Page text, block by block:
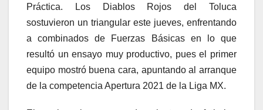
Práctica. Los Diablos Rojos del Toluca
sostuvieron un triangular este jueves, enfrentando
a combinados de Fuerzas Básicas en lo que
resultó un ensayo muy productivo, pues el primer
equipo mostró buena cara, apuntando al arranque
de la competencia Apertura 2021 de la Liga MX.